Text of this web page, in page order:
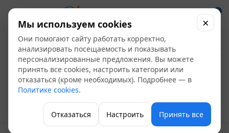
0
Сгон (американка)
никелированный
1/2" ВР - НР (10шт)
Сгон латунный
Мы используем cookies
Они помогают сайту работать корректно,
анализировать посещаемость и показывать
персонализированные предложения. Вы можете
принять все cookies, настроить категории или
отказаться (кроме необходимых). Подробнее — в
Политике cookies.
Отказаться Настроить Принять все
×